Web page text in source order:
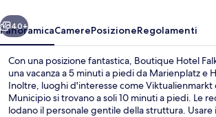
Avanti
40+
PanoramicaCamerePosizioneRegolamenti
Con una posizione fantastica, Boutique Hotel
una vacanza a 5 minuti a piedi da Marienplatz e
Inoltre, luoghi d'interesse come Viktualienmarkt
Municipio si trovano a soli 10 minuti a piedi. Le
lodano il personale gentile della struttura. Usare